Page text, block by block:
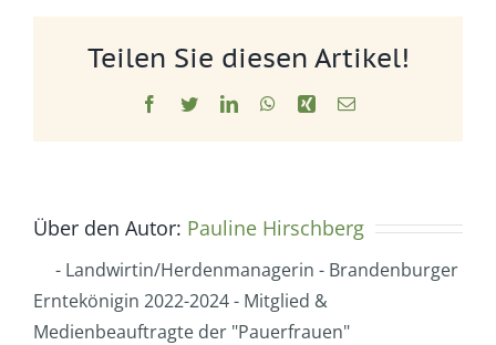
Teilen Sie diesen Artikel!
Facebook
TwitterLinkedInWhatsApp
Xing E-
Über den Autor: Pauline Hirschberg
- Landwirtin/Herdenmanagerin - Brandenburger
Erntekönigin 2022-2024 - Mitglied &
Medienbeauftragte der "Pauerfrauen"